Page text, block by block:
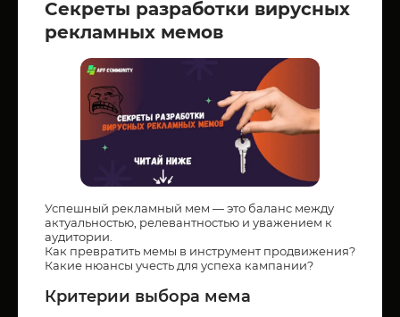
Секреты разработки вирусных
рекламных мемов
Успешный рекламный мем — это баланс между
актуальностью, релевантностью и уважением к
аудитории.
Как превратить мемы в инструмент продвижения?
Какие нюансы учесть для успеха кампании?
Критерии выбора мема